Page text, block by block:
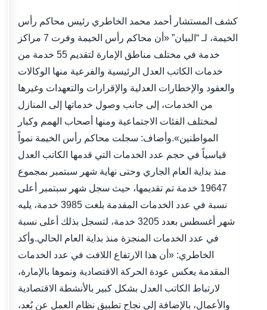
كشف المستشار أحمد محمد الخاطري رئيس محاكم رأس
الخيمة، لـ “البيان” «أن محاكم رأس الخيمة وفرت 7 مراكز
خدمة في مختلف مناطق الإمارة لتقديم 55 خدمة من
خدمات الكاتب العدل الرئيسية والفرعية منها الوكالات
والعقود والإخطارات العدلية والإقرارات والتعهدات وغيرها
من الخدمات، إلى جانب وصول خدماتها إلى المنازل
لمختلف الفئات الاجتماعية ومنها أصحاب الهمم وكبار
المواطنين».وأضاف: سجلت محاكم رأس الخيمة نمواً
قياسياً في حجم عدد الخدمات التي قدمها الكاتب العدل
منذ بداية العام الجاري وحتى نهاية شهر سبتمبر بمجموع
19647 خدمة تم تقديمها، حيث سجل شهر سبتمبر أعلى
نسبة في عدد الخدمات المقدمة بلغت 3985 خدمة، يليه
شهر أغسطس بعدد 3205 خدمة، لتسجل بذلك أعلى نسبة
في عدد الخدمات المنجزة منذ بداية العام الحالي.وأكد
الخاطري: «أن هذا الارتفاع اللافت في عدد الخدمات
المقدمة يعكس عودة الحركة الاقتصادية ونموها بالإمارة،
لارتباط الكاتب العدل بشكل كبير بالأنشطة الاقتصادية
والأعمال، بالإضافة إلى نجاح تطبيق نظام العمل عن بُعد،